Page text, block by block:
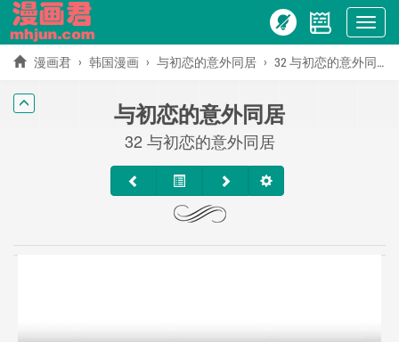
Show
menu
漫画君 韩国漫画 与初恋的意外同居 32 与初恋的意外同居
与初恋的意外同居
32 与初恋的意外同居